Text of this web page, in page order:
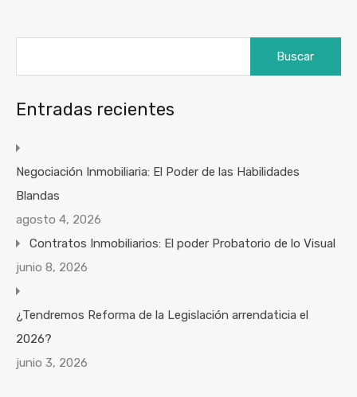
Entradas recientes
Negociación Inmobiliaria: El Poder de las Habilidades
Blandas
agosto 4, 2026
Contratos Inmobiliarios: El poder Probatorio de lo Visual
junio 8, 2026
¿Tendremos Reforma de la Legislación arrendaticia el
2026?
junio 3, 2026